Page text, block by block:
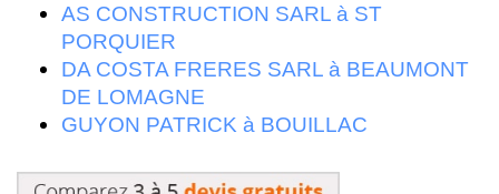
AS CONSTRUCTION SARL à ST
PORQUIER
DA COSTA FRERES SARL à BEAUMONT
DE LOMAGNE
GUYON PATRICK à BOUILLAC